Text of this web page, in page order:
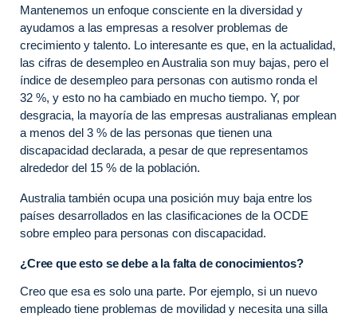
Mantenemos un enfoque consciente en la diversidad y
ayudamos a las empresas a resolver problemas de
crecimiento y talento. Lo interesante es que, en la actualidad,
las cifras de desempleo en Australia son muy bajas, pero el
índice de desempleo para personas con autismo ronda el
32 %, y esto no ha cambiado en mucho tiempo. Y, por
desgracia, la mayoría de las empresas australianas emplean
a menos del 3 % de las personas que tienen una
discapacidad declarada, a pesar de que representamos
alrededor del 15 % de la población.
Australia también ocupa una posición muy baja entre los
países desarrollados en las clasificaciones de la OCDE
sobre empleo para personas con discapacidad.
¿Cree que esto se debe a la falta de conocimientos?
Creo que esa es solo una parte. Por ejemplo, si un nuevo
empleado tiene problemas de movilidad y necesita una silla